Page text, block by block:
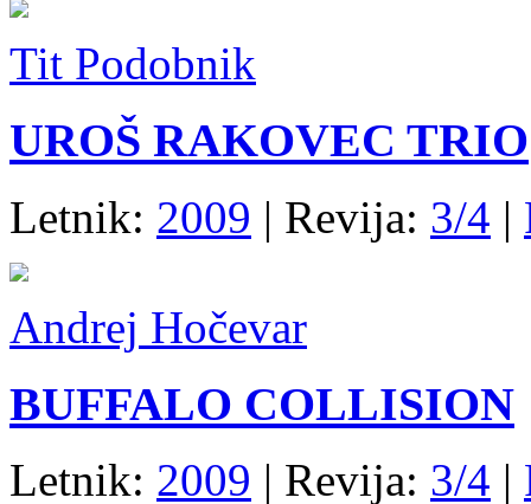
Tit Podobnik
UROŠ RAKOVEC TRIO
Letnik: 2009 | Revija: 3/4 |
Andrej Hočevar
BUFFALO COLLISION
Letnik: 2009 | Revija: 3/4 |